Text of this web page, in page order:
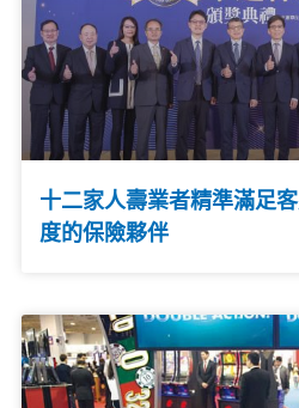
十二家人壽業者精準滿足
度的保險夥伴